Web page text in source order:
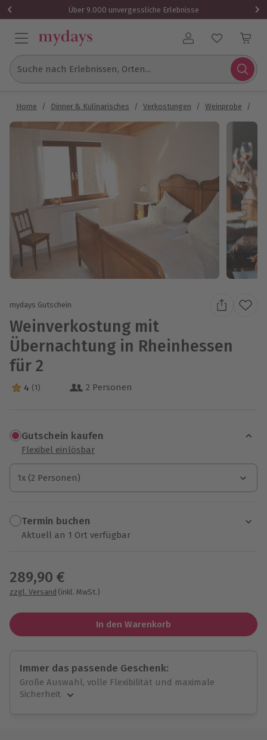
Über 9.000 unvergessliche Erlebnisse
Benutzerkonto
Suche nach Erlebnissen, Orten...
Home / Dinner & Kulinarisches / Verkostungen / Weinprobe /
mydays Gutschein
Weinverkostung mit
Übernachtung in Rheinhessen
für 2
4 Sterne von 5 aus 1 Bewertungen
4 (1) 2 Personen
Gutschein kaufen
Flexibel einlösbar
1x (2 Personen)
1x (2 Personen)
1x (2 Personen)
Termin buchen
Aktuell an 1 Ort verfügbar
289,90 €
zzgl. Versand (inkl. MwSt.)
In den Warenkorb
Immer das passende Geschenk:
Große Auswahl, volle Flexibilität und maximale
Sicherheit